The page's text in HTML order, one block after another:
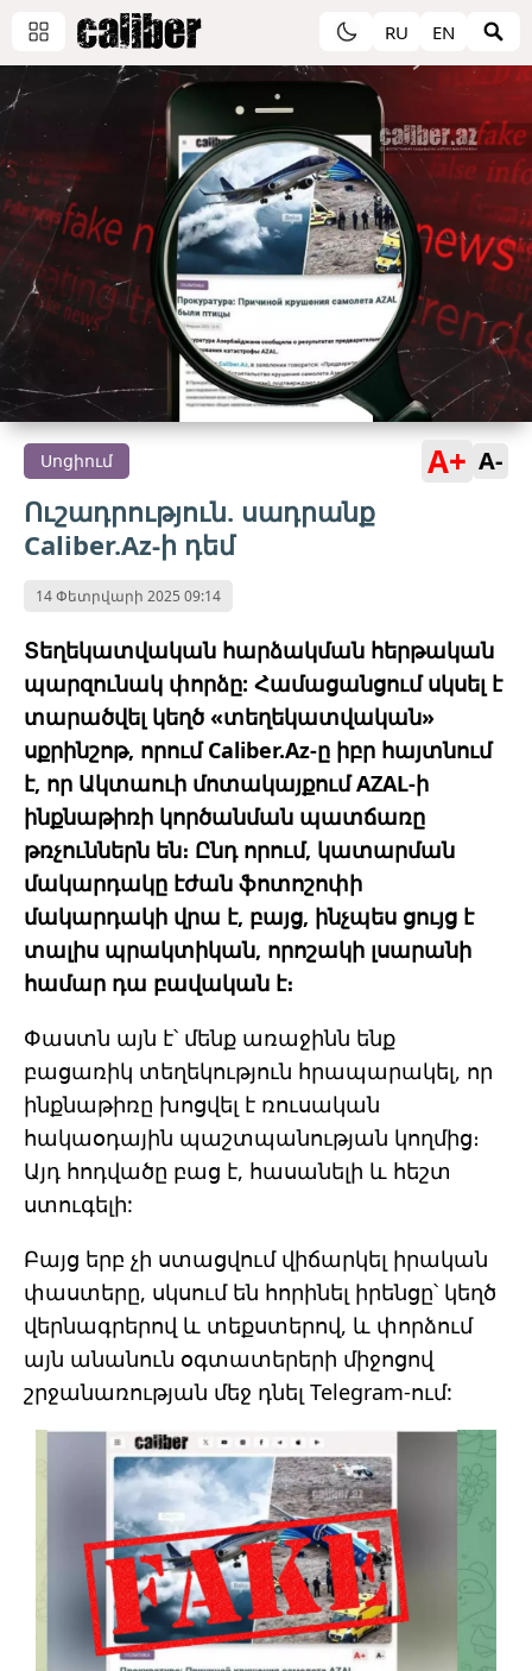
RU EN
Սոցիում A+ A-
Ուշադրություն. սադրանք
Caliber.Az-ի դեմ
14 Փետրվարի 2025 09:14
Տեղեկատվական հարձակման հերթական
պարզունակ փորձը: Համացանցում սկսել է
տարածվել կեղծ «տեղեկատվական»
սքրինշոթ, որում Caliber.Az-ը իբր հայտնում
է, որ Ակտաուի մոտակայքում AZAL-ի
ինքնաթիռի կործանման պատճառը
թռչուններն են։ Ընդ որում, կատարման
մակարդակը էժան ֆոտոշոփի
մակարդակի վրա է, բայց, ինչպես ցույց է
տալիս պրակտիկան, որոշակի լսարանի
համար դա բավական է։
Փաստն այն է՝ մենք առաջինն ենք
բացառիկ տեղեկություն հրապարակել, որ
ինքնաթիռը խոցվել է ռուսական
հակաօդային պաշտպանության կողմից։
Այդ հոդվածը բաց է, հասանելի և հեշտ
ստուգելի:
Բայց երբ չի ստացվում վիճարկել իրական
փաստերը, սկսում են հորինել իրենցը՝ կեղծ
վերնագրերով և տեքստերով, և փորձում
այն անանուն օգտատերերի միջոցով
շրջանառության մեջ դնել Telegram-ում: